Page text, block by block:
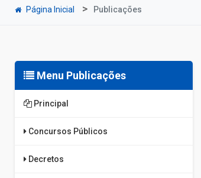
Página Inicial Publicações
Menu Publicações
Principal
Concursos Públicos
Decretos